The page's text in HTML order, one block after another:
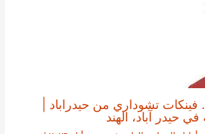
تشوداري من حيدراباد |
في حيدر آباد، الهند